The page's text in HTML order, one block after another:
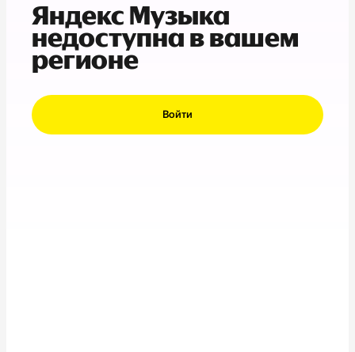
Яндекс Музыка
недоступна в вашем
регионе
Войти